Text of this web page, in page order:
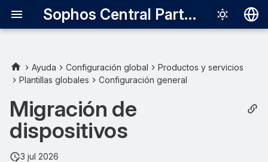
Sophos Central Partner
English
Requisitos
Activar la migración de
dispositivos
Migrar ordenadores
Ayuda Configuración global
Productos y servicios
Plantillas globales
Configuración general
Migración de
dispositivos
3 jul 2026